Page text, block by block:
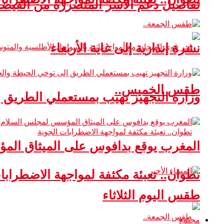
تفاصيل دعم الأسر المتضررة من
طقس الخميس..
تطوان.. تعبئة مكثفة لمواجهة
نشرة إنذارية إلى غاية الأربعاء
وزارة التجهيز تهيب بمستعملي
المغرب يوقع بدافوس على الميثاق
طقس اليوم الثلاثاء
مجتمع